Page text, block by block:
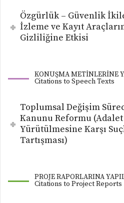
Özgürlük – Güvenlik
İzleme ve Kayıt
Gizliliğine Etkisi
KONUŞMA METİNLERİNE
Citations to Speech Texts
Toplumsal Değişim
Kanunu Reformu
Yürütülmesine Karşı
Tartışması)
PROJE RAPORLARINA
Citations to Project Reports